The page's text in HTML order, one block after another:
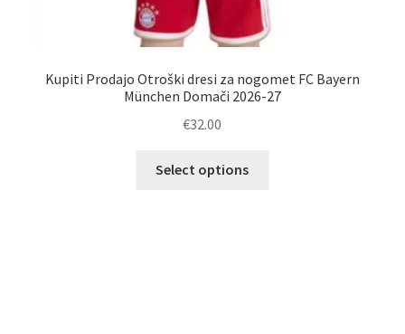
Kupiti Prodajo Otroški dresi za nogomet FC Bayern
München Domači 2026-27
€32.00
Select options